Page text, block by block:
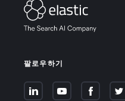
팔로우하기